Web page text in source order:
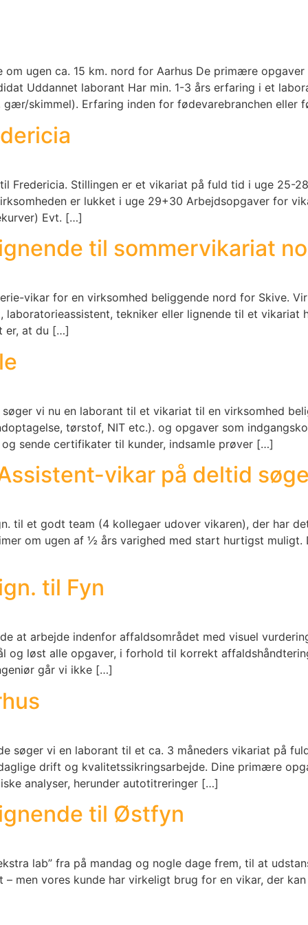
om ugen ca. 15 km. nord for Aarhus De primære
Uddannet laborant Har min. 1-3 års erfaring i et
skimmel). Erfaring inden for fødevarebranchen eller
Fredericia. Stillingen er et vikariat på fuld tid i uge 25-
er lukket i uge 29+30 Arbejdsopgaver for
Evt. […]
til sommervikariat
vikar for en virksomhed beliggende nord for Skive.
tekniker eller lignende til et vikariat
er, at du […]
søger vi nu en laborant til et vikariat til en virksomhed
tørstof, NIT etc.). og opgaver som
sende certifikater til kunder, indsamle prøver […]
vikar på deltid
til et godt team (4 kollegaer udover vikaren), der har
om ugen af ½ års varighed med start hurtigst muligt.
til Fyn
at arbejde indenfor affaldsområdet med visuel
og løst alle opgaver, i forhold til korrekt
går vi ikke […]
søger vi en laborant til et ca. 3 måneders vikariat på
drift og kvalitetssikringsarbejde. Dine primære
analyser, herunder autotitreringer […]
til Østfyn
lab” fra på mandag og nogle dage frem, til at
men vores kunde har virkeligt brug for en vikar, der